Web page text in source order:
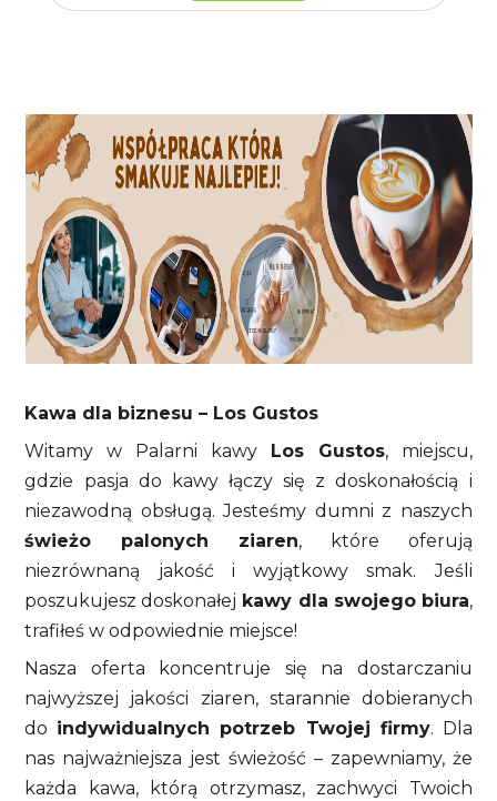
Kawa dla biznesu – Los Gustos
Witamy w Palarni kawy
Los Gustos, miejscu,
gdzie pasja do kawy łączy się z doskonałością i
niezawodną obsługą. Jesteśmy dumni z naszych
świeżo palonych ziaren, które oferują
niezrównaną jakość i wyjątkowy smak. Jeśli
poszukujesz doskonałej kawy dla swojego biura,
trafiłeś w odpowiednie miejsce!
Nasza oferta koncentruje się na dostarczaniu
najwyższej jakości ziaren, starannie dobieranych
do indywidualnych potrzeb Twojej firmy. Dla
nas najważniejsza jest świeżość – zapewniamy, że
każda kawa, którą otrzymasz, zachwyci Twoich